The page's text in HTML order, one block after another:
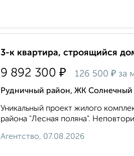
3-к квартира, строящийся
9 892 300 ₽ 126 500 ₽ за
Рудничный район, ЖК Солнечный
Уникальный проект жилого
района "Лесная поляна".
Агентство, 07.08.2026